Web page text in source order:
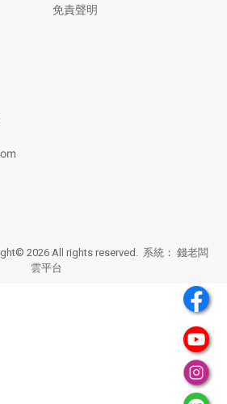
免責聲明
2026 All rights reserved. 系統： 錢老闆
雲平台